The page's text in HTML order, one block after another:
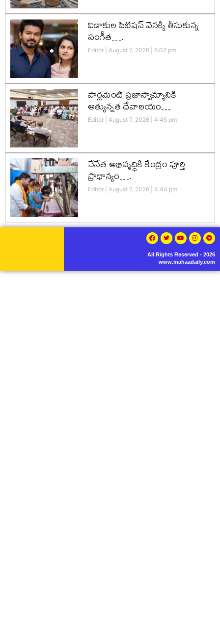
విడాకుల పిటిషన్ వెనక్కి తీసుకున్న
సంగీత….
Editor August 7, 2026 6:02 pm
పార్లమెంట్ ప్రజాస్వామ్యానికి
అత్యున్నత దేవాలయం…
Editor August 7, 2026 4:45 pm
చేనేత అభివృద్ధికి కేంద్రం పూర్తి
ప్రాధాన్యం….
Editor August 7, 2026 4:44 pm
All Rights Reserved - 2026
www.mahaadaily.com